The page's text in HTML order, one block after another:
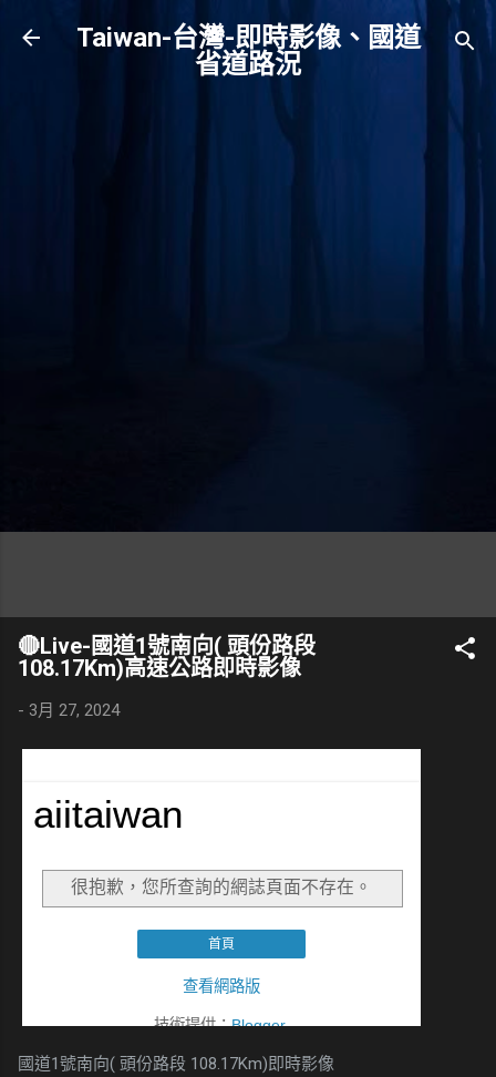
跳到主要內容
Taiwan-台灣-即時影像、國道
省道路況
🔴Live-國道1號南向( 頭份路段
108.17Km)高速公路即時影像
- 3月 27, 2024
國道1號南向( 頭份路段 108.17Km)即時影像